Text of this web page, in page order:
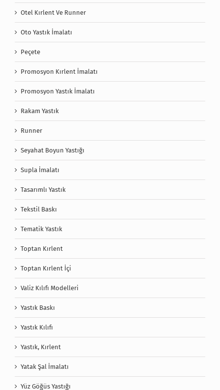
Otel Kırlent Ve Runner
Oto Yastık İmalatı
Peçete
Promosyon Kırlent İmalatı
Promosyon Yastık İmalatı
Rakam Yastık
Runner
Seyahat Boyun Yastığı
Supla İmalatı
Tasarımlı Yastık
Tekstil Baskı
Tematik Yastık
Toptan Kırlent
Toptan Kırlent İçi
Valiz Kılıfı Modelleri
Yastık Baskı
Yastık Kılıfı
Yastık, Kırlent
Yatak Şal İmalatı
Yüz Göğüs Yastığı